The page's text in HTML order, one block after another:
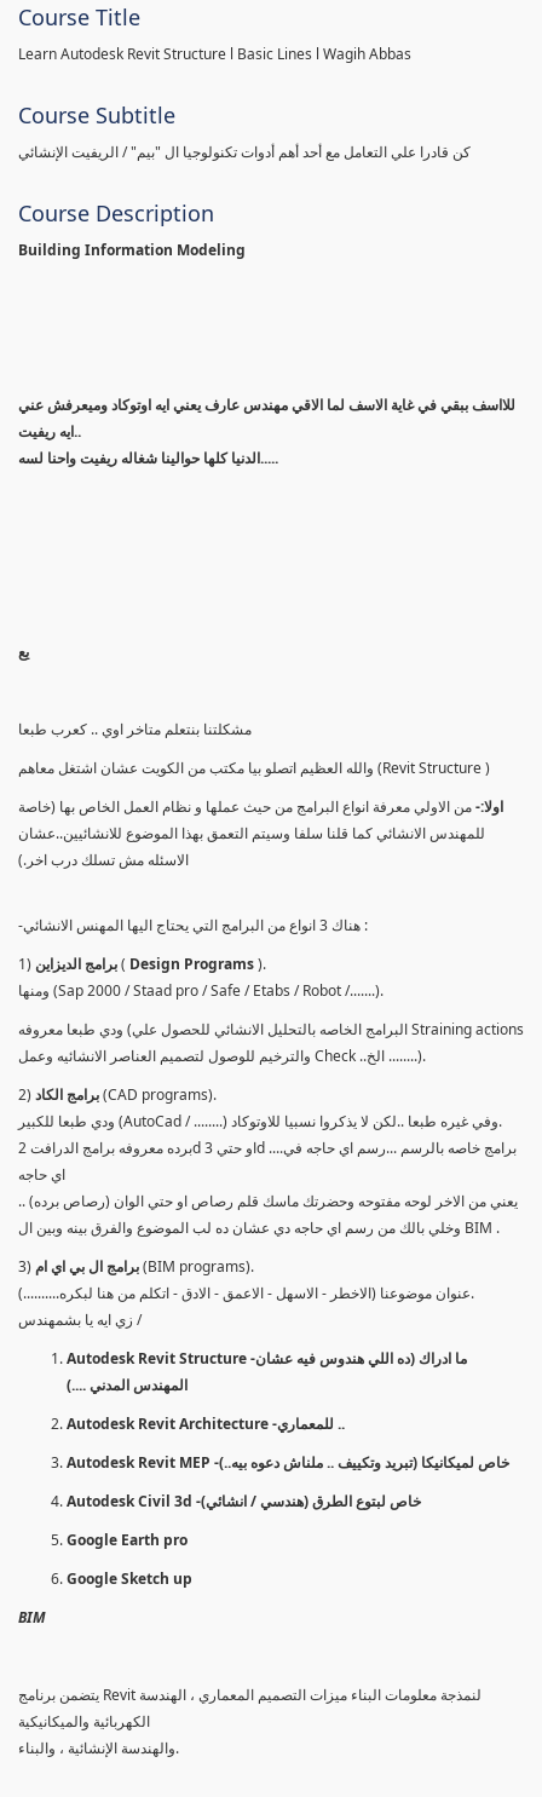
Course Title
Learn Autodesk Revit Structure l Basic Lines l Wagih Abbas
Course Subtitle
كن قادرا علي التعامل مع أحد أهم أدوات تكنولوجيا ال "بيم" / الريفيت الإنشائي
Course Description
Building Information Modeling
للااسف ببقي في غاية الاسف لما الاقي مهندس عارف يعني ايه اوتوكاد وميعرفش عني
ايه ريفيت..
الدنيا كلها حوالينا شغاله ريفيت واحنا لسه.....
يع
والله العظيم اتصلو بيا مكتب من الكويت عشان اشتغل معاهم (Revit Structure )
اولا:-من الاولي معرفة انواع البرامج من حيث عملها و نظام العمل الخاص بها (خاصة
للمهندس الانشائي كما قلنا سلفا وسيتم التعمق بهذا الموضوع للانشائيين..عشان
الاسئله مش تسلك درب اخر.)
-هناك 3 انواع من البرامج التي يحتاج اليها المهنس الانشائي :
1) برامج الديزاين( Design Programs).
ومنها (Sap 2000 / Staad pro / Safe / Etabs / Robot /.......).
ودي طبعا معروفه (البرامج الخاصه بالتحليل الانشائي للحصول علي Straining actions
والترخيم للوصول لتصميم العناصر الانشائيه وعمل Check ..الخ ........).
2) برامج الكاد(CAD programs).
ودي طبعا للكبير (AutoCad / ........) وفي غيره طبعا ..لكن لا يذكروا نسبيا للاوتوكاد.
برده معروفه برامج الدرافت 2d او حتي 3d ....برامج خاصه بالرسم ...رسم اي حاجه في
اي حاجه
يعني من الاخر لوحه مفتوحه وحضرتك ماسك قلم رصاص او حتي الوان (رصاص برده) ..
وخلي بالك من رسم اي حاجه دي عشان ده لب الموضوع والفرق بينه وبين ال BIM .
3) برامج ال بي اي ام(BIM programs).
عنوان موضوعنا (الاخطر - الاسهل - الاعمق - الادق - اتكلم من هنا لبكره..........).
زي ايه يا بشمهندس /
Autodesk Revit Structure -ما ادراك (ده اللي هندوس فيه عشان
المهندس المدني ....)
Autodesk Revit Architecture -للمعماري ..
Autodesk Revit MEP -خاص لميكانيكا (تبريد وتكييف .. ملناش دعوه بيه..)
Autodesk Civil 3d -خاص لبتوع الطرق (هندسي / انشائي)
Google Earth pro
Google Sketch up
BIM
يتضمن برنامج Revit لنمذجة معلومات البناء ميزات التصميم المعماري ، الهندسة
الكهربائية والميكانيكية
والهندسة الإنشائية ، والبناء.